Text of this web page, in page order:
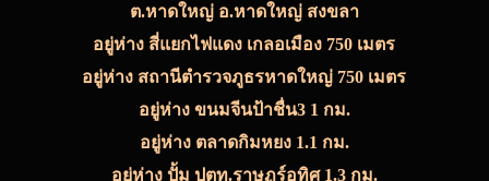
ต.หาดใหญ่ อ.หาดใหญ่ สงขลา
อยู่ห่าง สี่แยกไฟแดง เกลอเมือง 750 เมตร
อยู่ห่าง สถานีตำรวจภูธรหาดใหญ่ 750 เมตร
อยู่ห่าง ขนมจีนป้าชื่น3 1 กม.
อยู่ห่าง ตลาดกิมหยง 1.1 กม.
อยู่ห่าง ปั้ม ปตท.ราษฏร์อุทิศ 1.3 กม.